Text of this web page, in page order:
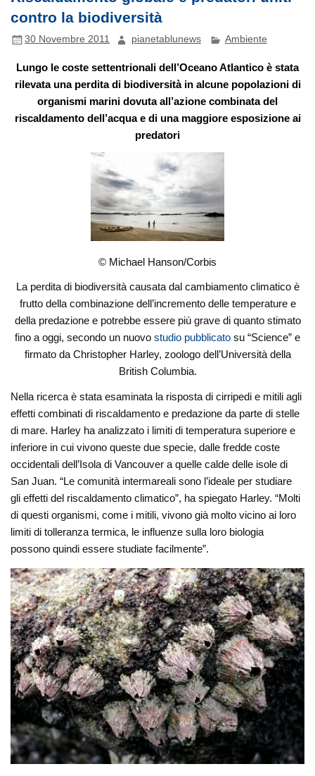
contro la biodiversità
30 Novembre 2011 pianetablunews Ambiente
Lungo le coste settentrionali dell’Oceano Atlantico è stata
rilevata una perdita di biodiversità in alcune popolazioni di
organismi marini dovuta all’azione combinata del
riscaldamento dell’acqua e di una maggiore esposizione ai
predatori
© Michael Hanson/Corbis
La perdita di biodiversità causata dal cambiamento climatico è
frutto della combinazione dell’incremento delle temperature e
della predazione e potrebbe essere più grave di quanto stimato
fino a oggi, secondo un nuovo studio pubblicato su “Science” e
firmato da Christopher Harley, zoologo dell’Università della
British Columbia.
Nella ricerca è stata esaminata la risposta di cirripedi e mitili agli
effetti combinati di riscaldamento e predazione da parte di stelle
di mare. Harley ha analizzato i limiti di temperatura superiore e
inferiore in cui vivono queste due specie, dalle fredde coste
occidentali dell’Isola di Vancouver a quelle calde delle isole di
San Juan. “Le comunità intermareali sono l’ideale per studiare
gli effetti del riscaldamento climatico”, ha spiegato Harley. “Molti
di questi organismi, come i mitili, vivono già molto vicino ai loro
limiti di tolleranza termica, le influenze sulla loro biologia
possono quindi essere studiate facilmente”.